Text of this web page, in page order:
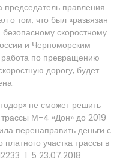
правления
о том, что был «развязан
скоростному
и Черноморским
по превращению
дорогу, будет
не сможет решить
трассы М-4 «Дон» до 2019
перенаправить деньги с
платного участка трассы в
1 5 23.07.2018